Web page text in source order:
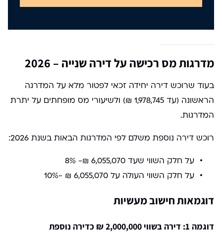
מדרגות מס רכישה על דירה שנייה – 2026
בעוד שרוכש דירה יחידה זכאי לפטור מלא על המדרגה
הראשונה (עד 1,978,745 ₪) ולשיעורי מס מופחתים על יתרת
המדרגות.
רוכש דירה נוספת משלם לפי המדרגות הבאות בשנת 2026:
על חלק השווי שעד 6,055,070 ₪- 8%
על חלק השווי העולה על 6,055,070 ₪ -10%
דוגמאות חישוב מעשיות
דוגמה 1: דירה בשווי 2,000,000 ₪ כדירה נוספת